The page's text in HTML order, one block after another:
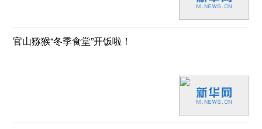
官山猕猴“冬季食堂”开饭啦！